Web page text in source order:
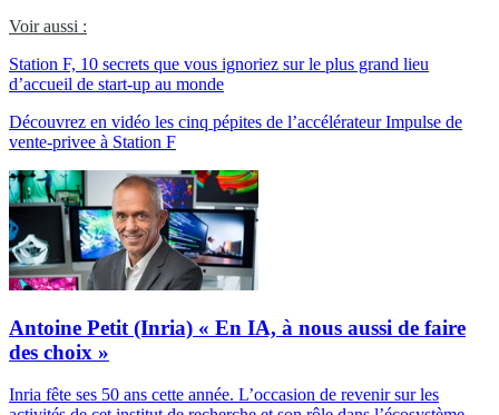
Voir aussi :
Station F, 10 secrets que vous ignoriez sur le plus grand lieu
d’accueil de start-up au monde
Découvrez en vidéo les cinq pépites de l’accélérateur Impulse de
vente-privee à Station F
Antoine Petit (Inria) « En IA, à nous aussi de faire
des choix »
Inria fête ses 50 ans cette année. L’occasion de revenir sur les